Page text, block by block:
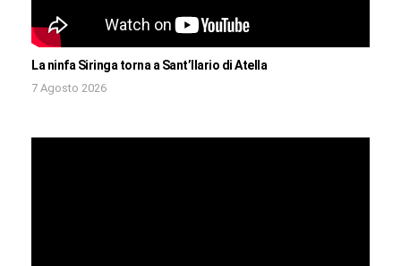
La ninfa Siringa torna a Sant’Ilario di Atella
7 Agosto 2026